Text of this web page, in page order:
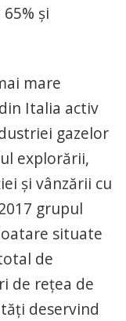
și
mare
Italia activ
gazelor
explorării,
și vânzării cu
grupul
situate
de
de rețea de
deservind